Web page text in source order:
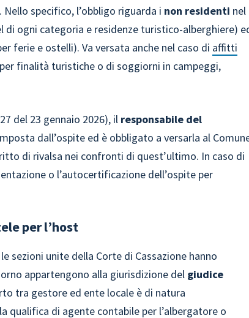
specifico, l’obbligo riguarda i non residenti nel
di ogni categoria e residenze turistico-alberghiere)
ferie e ostelli). Va versata anche nel caso di affitti
finalità turistiche o di soggiorni in campeggi,
del 23 gennaio 2026), il responsabile del
dall’ospite ed è obbligato a versarla al
di rivalsa nei confronti di quest’ultimo. In caso di
o l’autocertificazione dell’ospite per
per l’host
sezioni unite della Corte di Cassazione hanno
appartengono alla giurisdizione del giudice
tra gestore ed ente locale è di natura
qualifica di agente contabile per l’albergatore o